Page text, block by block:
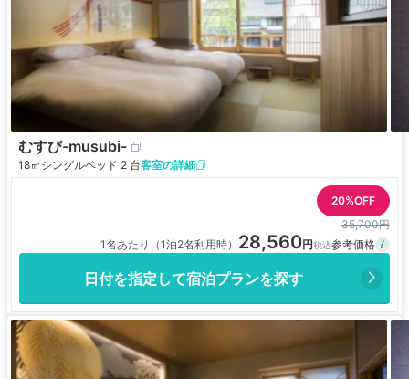
むすび-musubi-
18㎡ シングルベッド 2 台客室の詳細
20%OFF
35,700円
1名あたり（1泊2名利用時） 28,560
日付を指定して宿泊プランを探す